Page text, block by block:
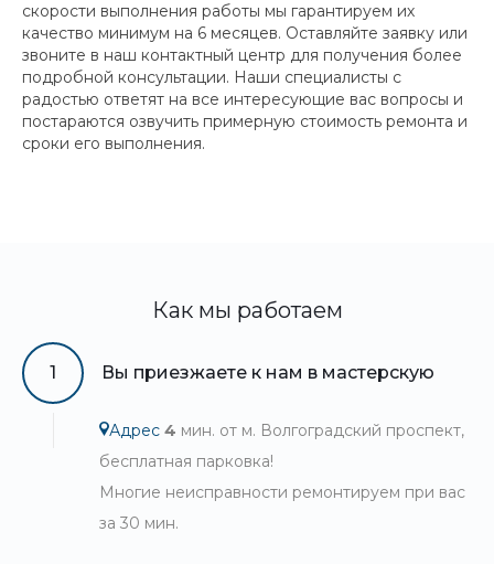
скорости выполнения работы мы гарантируем их
качество минимум на 6 месяцев. Оставляйте заявку или
звоните в наш контактный центр для получения более
подробной консультации. Наши специалисты с
радостью ответят на все интересующие вас вопросы и
постараются озвучить примерную стоимость ремонта и
сроки его выполнения.
Как мы работаем
1 Вы приезжаете к нам в мастерскую
Адрес 4 мин. от м. Волгоградский проспект,
бесплатная парковка!
Многие неисправности ремонтируем при вас
за 30 мин.